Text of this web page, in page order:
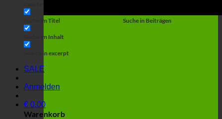
Suche im Titel
Suche im Inhalt
Search in excerpt
Suche in Beiträgen
SALE
Anmelden
€ 0,00
Warenkorb